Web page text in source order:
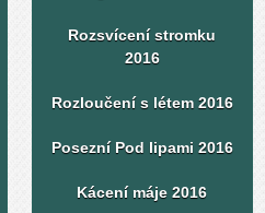
Rozsvícení stromku
2016
Rozloučení s létem 2016
Posezní Pod lipami 2016
Kácení máje 2016